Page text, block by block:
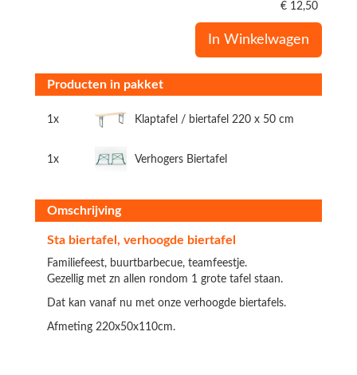
€ 12,50
In Winkelwagen
Producten in pakket
1x Klaptafel / biertafel 220 x 50 cm
1x Verhogers Biertafel
Omschrijving
Sta biertafel, verhoogde biertafel
Familiefeest, buurtbarbecue, teamfeestje.
Gezellig met zn allen rondom 1 grote tafel staan.
Dat kan vanaf nu met onze verhoogde biertafels.
Afmeting 220x50x110cm.